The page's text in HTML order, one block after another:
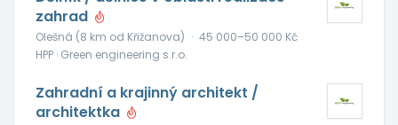
zahrad
Olešná (8 km od Křižanova) · 45 000–50 000 Kč
HPP · Green engineering s.r.o.
Zahradní a krajinný architekt /
architektka